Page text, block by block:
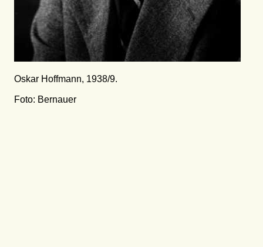
Oskar Hoffmann, 1938/9.
Foto: Bernauer